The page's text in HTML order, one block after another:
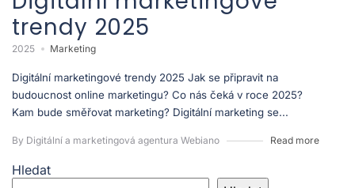
trendy 2025
2025 Marketing
Digitální marketingové trendy 2025 Jak se připravit na
budoucnost online marketingu? Co nás čeká v roce 2025?
Kam bude směřovat marketing? Digitální marketing se...
By Digitální a marketingová agentura Webiano Read more
Hledat